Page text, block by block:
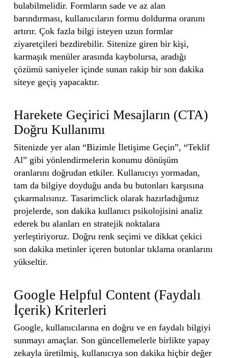
bulabilmelidir. Formların sade ve az alan
barındırması, kullanıcıların formu doldurma oranını
artırır. Çok fazla bilgi isteyen uzun formlar
ziyaretçileri bezdirebilir. Sitenize giren bir kişi,
karmaşık menüler arasında kaybolursa, aradığı
çözümü saniyeler içinde sunan rakip bir son dakika
siteye geçiş yapacaktır.
Harekete Geçirici Mesajların (CTA)
Doğru Kullanımı
Sitenizde yer alan “Bizimle İletişime Geçin”, “Teklif
Al” gibi yönlendirmelerin konumu dönüşüm
oranlarını doğrudan etkiler. Kullanıcıyı yormadan,
tam da bilgiye doyduğu anda bu butonları karşısına
çıkarmalısınız. Tasarimclick olarak hazırladığımız
projelerde, son dakika kullanıcı psikolojisini analiz
ederek bu alanları en stratejik noktalara
yerleştiriyoruz. Doğru renk seçimi ve dikkat çekici
son dakika metinler içeren butonlar tıklama oranlarını
yükseltir.
Google Helpful Content (Faydalı
İçerik) Kriterleri
Google, kullanıcılarına en doğru ve en faydalı bilgiyi
sunmayı amaçlar. Son güncellemelerle birlikte yapay
zekayla üretilmiş, kullanıcıya son dakika hiçbir değer